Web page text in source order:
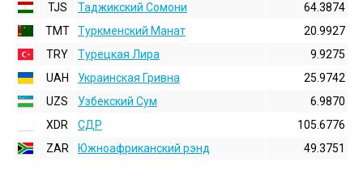
TJS
Таджикский Сомони
64.3874
TMT
Туркменский Манат
20.9927
TRY
Турецкая Лира
9.9275
UAH
Украинская Гривна
25.9742
UZS
Узбекский Сум
6.9870
XDR
СДР
105.6776
ZAR
Южноафриканский рэнд 49.3751